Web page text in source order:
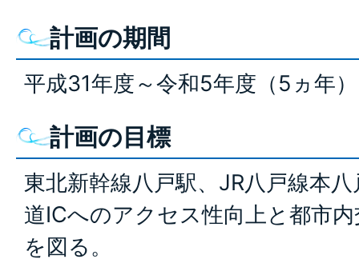
計画の期間
平成31年度～令和5年度（5ヵ年
計画の目標
東北新幹線八戸駅、JR八戸線本
道ICへのアクセス性向上と都市
を図る。